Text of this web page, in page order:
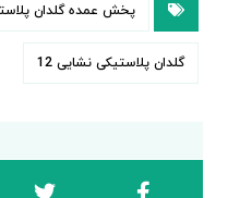
پخش عمده گلدان
گلدان پلاستیکی نشایی 12